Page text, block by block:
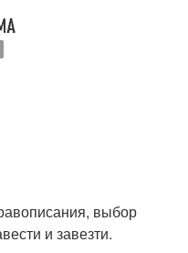
выбор
и завезти.